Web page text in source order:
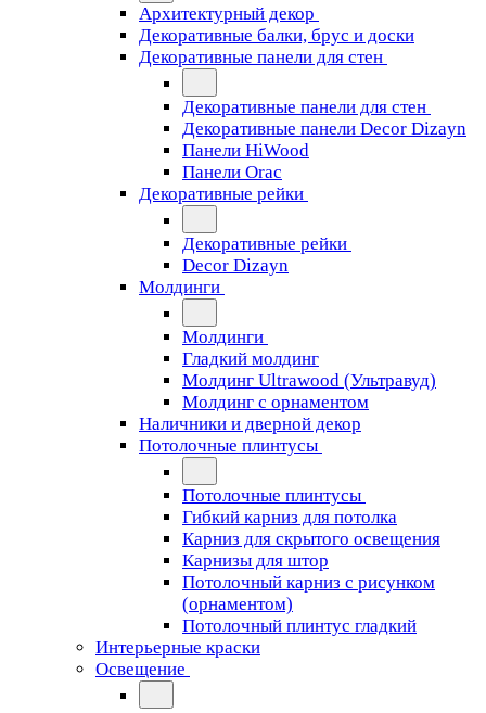
Архитектурный декор
Декоративные балки, брус и доски
Декоративные панели для стен
Декоративные панели для стен
Декоративные панели Decor Dizayn
Панели HiWood
Панели Orac
Декоративные рейки
Декоративные рейки
Decor Dizayn
Молдинги
Молдинги
Гладкий молдинг
Молдинг Ultrawood (Ультравуд)
Молдинг с орнаментом
Наличники и дверной декор
Потолочные плинтусы
Потолочные плинтусы
Гибкий карниз для потолка
Карниз для скрытого освещения
Карнизы для штор
Потолочный карниз с рисунком
(орнаментом)
Потолочный плинтус гладкий
Интерьерные краски
Освещение